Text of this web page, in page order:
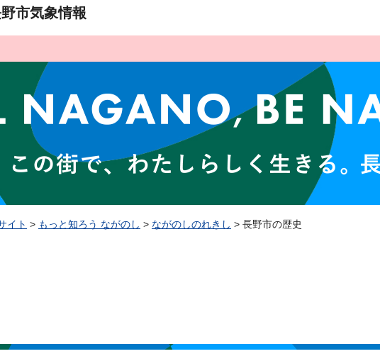
市気象情報
この街で、わたしらしく生きる。長野市
イト > もっと知ろう ながのし > ながのしのれきし > 長野市の歴史